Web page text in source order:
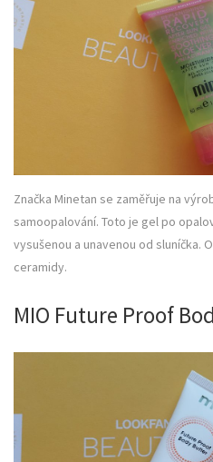
Značka Minetan se zaměřuje na
samoopalování. Toto je gel po
vysušenou a unavenou od sluníčka.
ceramidy.
MIO Future Proof